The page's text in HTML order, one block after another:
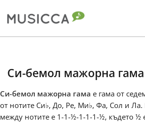
Dansk
Си-бемол мажорна гама
Си-бемол мажорна гама е гама от
от нотите Си♭, До, Ре, Ми♭, Фа, Сол и Ла.
между нотите е 1-1-½-1-1-1-½, където ½